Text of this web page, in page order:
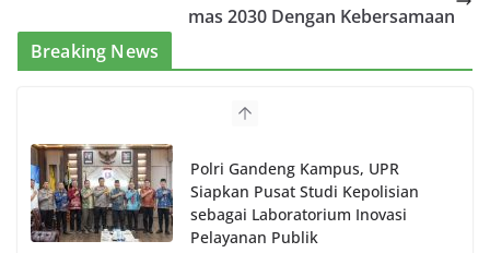
mas 2030 Dengan Kebersamaan
Breaking News
Polri Gandeng Kampus, UPR
Siapkan Pusat Studi Kepolisian
sebagai Laboratorium Inovasi
Pelayanan Publik